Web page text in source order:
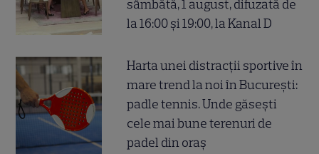
sâmbătă, 1 august, difuzată de
la 16:00 și 19:00, la Kanal D
Harta unei distracții sportive în
mare trend la noi în București:
padle tennis. Unde găsești
cele mai bune terenuri de
padel din oraș